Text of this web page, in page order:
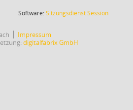
Software:SitzungsdienstSession(Wird in
Impressum
digitalfabrix GmbH